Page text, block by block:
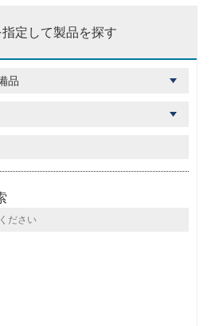
定して製品を探す